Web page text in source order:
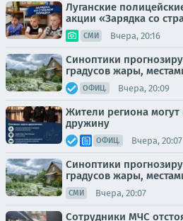
Луганские
акции «Зарядка со
СМИ Вчера, 20:16
Синоптики
градусов жары,
ОФИЦ. Вчера, 20:09
Жители региона
дружину
ОФИЦ. Вчера, 20:07
Синоптики
градусов жары,
СМИ Вчера, 20:07
Сотрудники МЧС